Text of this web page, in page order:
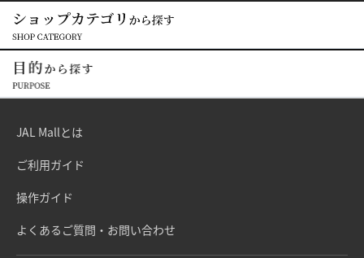
JAL Mallとは
ご利用ガイド
操作ガイド
よくあるご質問・お問い合わせ